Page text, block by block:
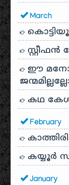
March
സ്റ്റീഫൻ
ഈ
കഥ
February
കയ്യൂർ
January